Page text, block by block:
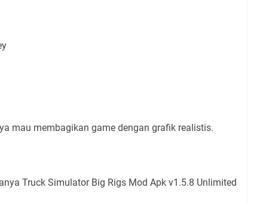
mau membagikan game dengan grafik realistis.
Truck Simulator Big Rigs Mod Apk v1.5.8 Unlimited